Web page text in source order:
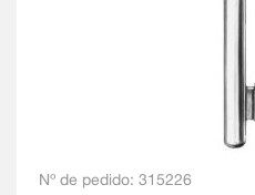
Nº de pedido: 315226